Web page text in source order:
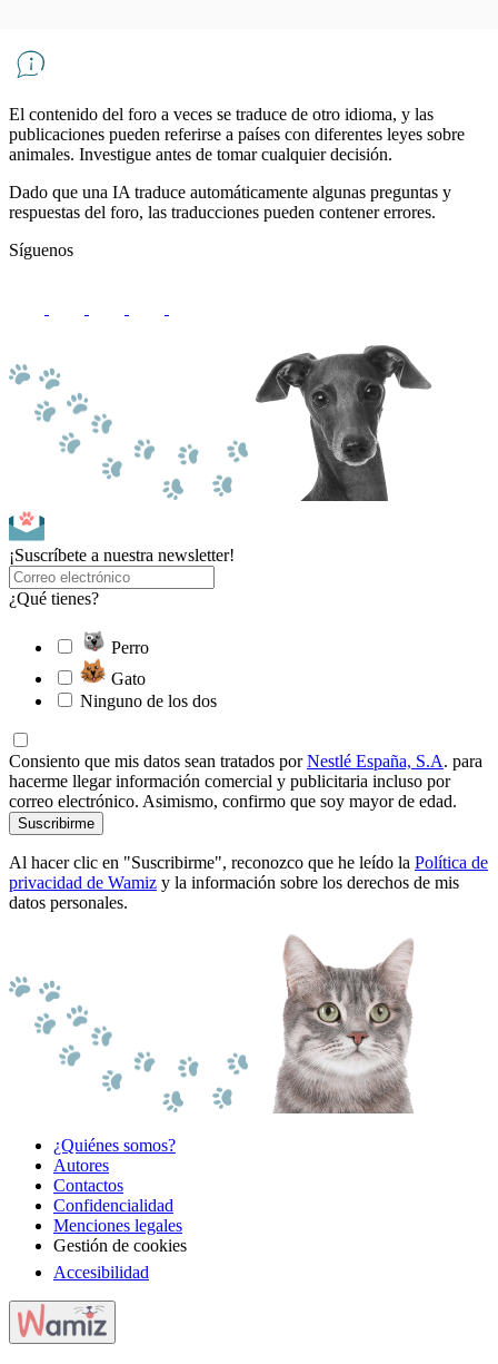
El contenido del foro a veces se traduce de otro idioma, y ​​las
publicaciones pueden referirse a países con diferentes leyes sobre
animales. Investigue antes de tomar cualquier decisión.
Dado que una IA traduce automáticamente algunas preguntas y
respuestas del foro, las traducciones pueden contener errores.
Síguenos
¡Suscríbete a nuestra newsletter!
¿Qué tienes?
Perro
Gato
Ninguno de los dos
Consiento que mis datos sean tratados porNestlé España, S.A. para
hacerme llegar información comercial y publicitaria incluso por
correo electrónico. Asimismo, confirmo que soy mayor de edad.
Suscribirme
Al hacer clic en "Suscribirme", reconozco que he leído la Política de
privacidad de Wamiz y la información sobre los derechos de mis
datos personales.
¿Quiénes somos?
Autores
Contactos
Confidencialidad
Menciones legales
Gestión de cookies
Accesibilidad